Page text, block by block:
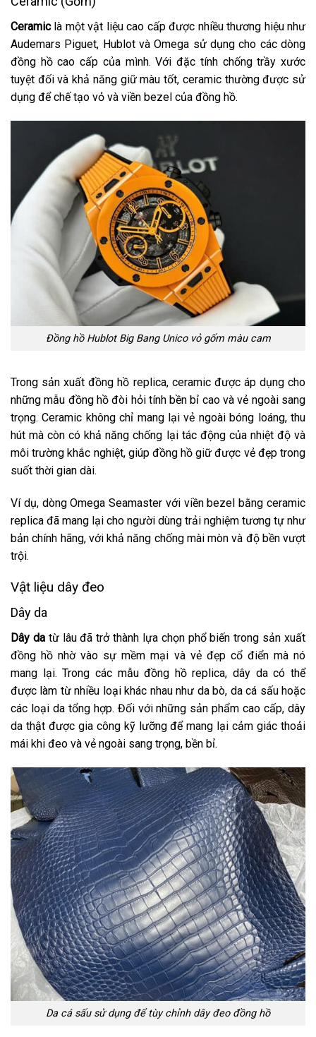
Ceramiclà một vật liệu cao cấp được nhiều thương hiệu như
Audemars Piguet, Hublot và Omega sử dụng cho các dòng
đồng hồ cao cấp của mình. Với đặc tính chống trầy xước
tuyệt đối và khả năng giữ màu tốt, ceramic thường được sử
dụng để chế tạo vỏ và viền bezel của đồng hồ.
Đồng hồ Hublot Big Bang Unico vỏ gốm màu cam
Trong sản xuất đồng hồ replica, ceramic được áp dụng cho
những mẫu đồng hồ đòi hỏi tính bền bỉ cao và vẻ ngoài sang
trọng. Ceramic không chỉ mang lại vẻ ngoài bóng loáng, thu
hút mà còn có khả năng chống lại tác động của nhiệt độ và
môi trường khắc nghiệt, giúp đồng hồ giữ được vẻ đẹp trong
suốt thời gian dài.
Ví dụ, dòng Omega Seamaster với viền bezel bằng ceramic
replica đã mang lại cho người dùng trải nghiệm tương tự như
bản chính hãng, với khả năng chống mài mòn và độ bền vượt
trội.
Vật liệu dây đeo
Dây da
Dây datừ lâu đã trở thành lựa chọn phổ biến trong sản xuất
đồng hồ nhờ vào sự mềm mại và vẻ đẹp cổ điển mà nó
mang lại. Trong các mẫu đồng hồ replica, dây da có thể
được làm từ nhiều loại khác nhau như da bò, da cá sấu hoặc
các loại da tổng hợp. Đối với những sản phẩm cao cấp, dây
da thật được gia công kỹ lưỡng để mang lại cảm giác thoải
mái khi đeo và vẻ ngoài sang trọng, bền bỉ.
Da cá sấu sử dụng để tùy chỉnh dây đeo đồng hồ